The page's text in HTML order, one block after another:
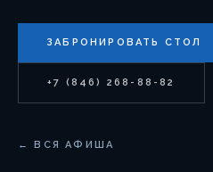
ЗАБРОНИРОВАТЬ СТОЛ
+7 (846) 268-88-82
← ВСЯ АФИША